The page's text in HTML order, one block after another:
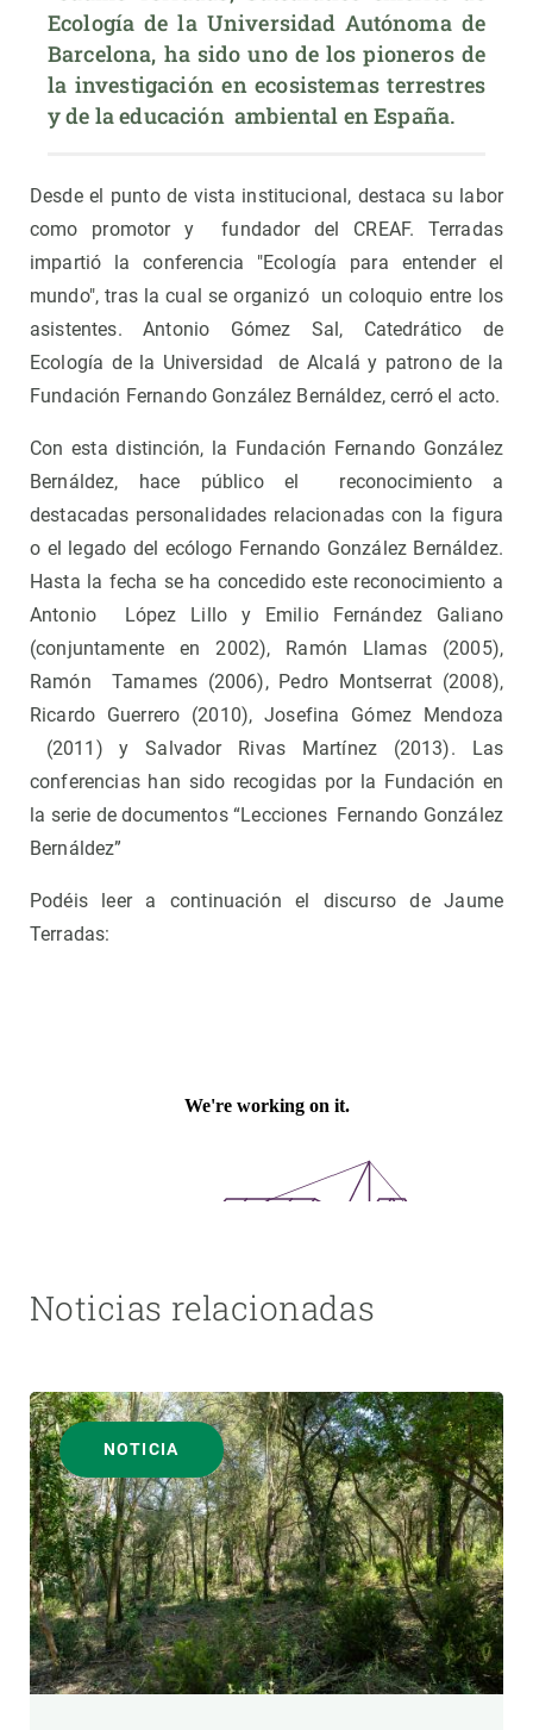
Ecología de la Universidad Autónoma de
Barcelona, ha sido uno de los pioneros de
la investigación en ecosistemas terrestres
y de la educación  ambiental en España.
Desde el punto de vista institucional, destaca su labor
como promotor y fundador del CREAF. Terradas
impartió la conferencia "Ecología para entender el
mundo", tras la cual se organizó un coloquio entre los
asistentes. Antonio Gómez Sal, Catedrático de
Ecología de la Universidad de Alcalá y patrono de la
Fundación Fernando González Bernáldez, cerró el acto.
Con esta distinción, la Fundación Fernando González
Bernáldez, hace público el reconocimiento a
destacadas personalidades relacionadas con la figura
o el legado del ecólogo Fernando González Bernáldez.
Hasta la fecha se ha concedido este reconocimiento a
Antonio López Lillo y Emilio Fernández Galiano
(conjuntamente en 2002), Ramón Llamas (2005),
Ramón Tamames (2006), Pedro Montserrat (2008),
Ricardo Guerrero (2010), Josefina Gómez Mendoza
(2011) y Salvador Rivas Martínez (2013). Las
conferencias han sido recogidas por la Fundación en
la serie de documentos “Lecciones Fernando González
Bernáldez”
Podéis leer a continuación el discurso de Jaume
Terradas:
Noticias relacionadas
NOTICIA